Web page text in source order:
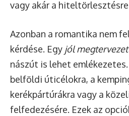
vagy akár a
Azonban a romantika nem
kérdése. Egy jól
nászút is lehet
belföldi úticélokra, a
kerékpártúrákra vagy a
felfedezésére. Ezek az